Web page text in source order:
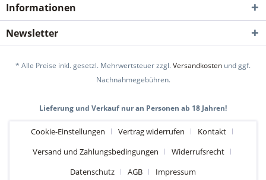
Informationen
Newsletter
* Alle Preise inkl. gesetzl. Mehrwertsteuer zzgl.Versandkosten und ggf.
Nachnahmegebühren.
Lieferung und Verkauf nur an Personen ab 18 Jahren!
Cookie-Einstellungen Vertrag widerrufen
Kontakt
Versand und Zahlungsbedingungen
Widerrufsrecht
Datenschutz
AGB Impressum